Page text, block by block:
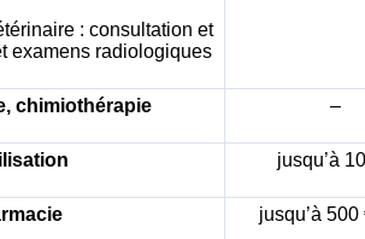
: consultation et
examens radiologiques
chimiothérapie –
jusqu’à
jusqu’à 500